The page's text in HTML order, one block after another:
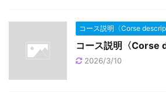
コース説明〈Corse
コース説明〈Corse
2026/3/10